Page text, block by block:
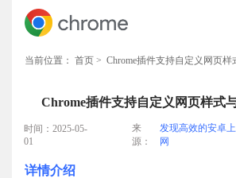
当前位置： 首页 > Chrome插件支持自定义网页样
Chrome插件支持自定义网页样式
时间：2025-05-
01
来
源：
发现高效的安卓
网
详情介绍